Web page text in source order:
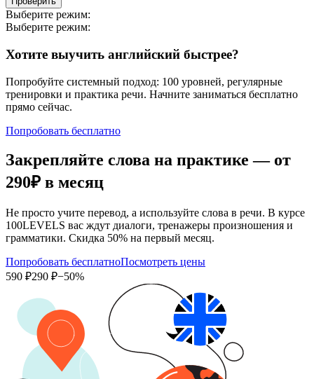
Выберите режим:
Выберите режим:
Хотите выучить английский быстрее?
Попробуйте системный подход: 100 уровней, регулярные
тренировки и практика речи. Начните заниматься бесплатно
прямо сейчас.
Попробовать бесплатно
Закрепляйте слова на практике — от
290₽ в месяц
Не просто учите перевод, а используйте слова в речи. В курсе
100LEVELS вас ждут диалоги, тренажеры произношения и
грамматики. Скидка 50% на первый месяц.
Попробовать бесплатноПосмотреть цены
590 ₽290 ₽−50%